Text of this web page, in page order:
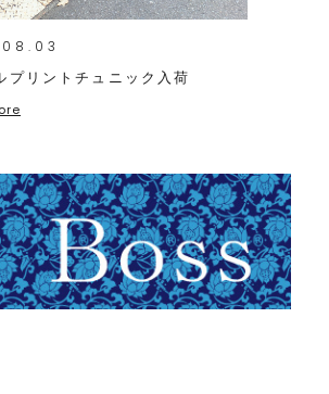
プリントチュニック入荷